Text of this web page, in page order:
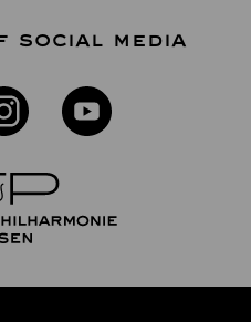
SOCIAL MEDIA